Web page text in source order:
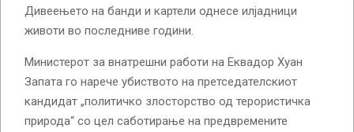
Дивеењето на банди и картели однесе илјадници
животи во последниве години.
Министерот за внатрешни работи на Еквадор Хуан
Запата го нарече убиството на претседателскиот
кандидат „политичко злосторство од терористичка
природа“ со цел саботирање на предвремените